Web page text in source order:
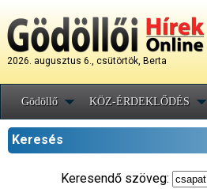
2026. augusztus 6., csütörtök, Berta
Gödöllő KÖZ-ÉRDEKLŐDÉS
Keresés
Keresendő szöveg: